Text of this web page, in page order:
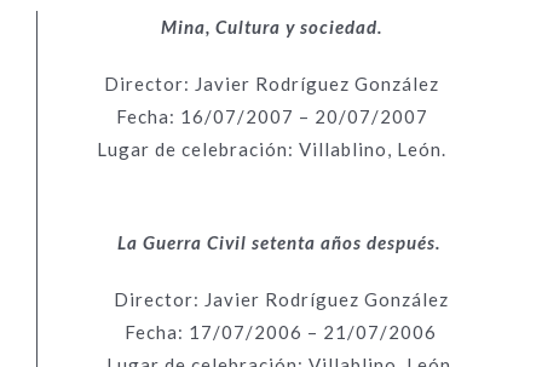
Mina, Cultura y sociedad.
Director: Javier Rodríguez González
Fecha: 16/07/2007 – 20/07/2007
Lugar de celebración: Villablino, León.
La Guerra Civil setenta años después.
Director: Javier Rodríguez González
Fecha: 17/07/2006 – 21/07/2006